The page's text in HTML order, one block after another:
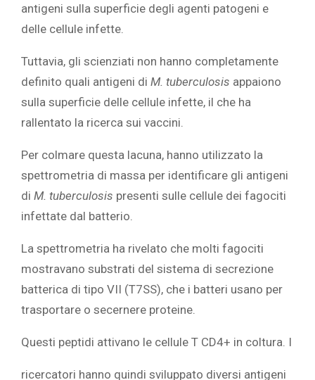
antigeni sulla superficie degli agenti patogeni e
delle cellule infette.
Tuttavia, gli scienziati non hanno completamente
definito quali antigeni di M. tuberculosis appaiono
sulla superficie delle cellule infette, il che ha
rallentato la ricerca sui vaccini.
Per colmare questa lacuna, hanno utilizzato la
spettrometria di massa per identificare gli antigeni
di M. tuberculosis presenti sulle cellule dei fagociti
infettate dal batterio.
La spettrometria ha rivelato che molti fagociti
mostravano substrati del sistema di secrezione
batterica di tipo VII (T7SS), che i batteri usano per
trasportare o secernere proteine.
Questi peptidi attivano le cellule T CD4+ in coltura. I
ricercatori hanno quindi sviluppato diversi antigeni